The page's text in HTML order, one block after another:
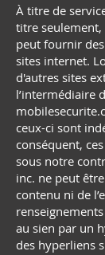
À titre de
titre
peut fournir
sites internet.
d'autres sites
l’intermédiaire
ceux-ci sont
conséquent,
sous notre
inc. ne peut
contenu ni de
au sien par un
des hyperliens